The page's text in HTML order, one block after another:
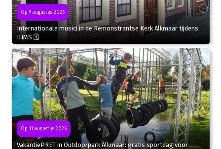
Op 9 augustus 2026
Internationale musici in de Remonstrantse Kerk Alkmaar tijdens
IHMS 🗓
Op 11 augustus 2026
VakantiePRET in Outdoorpark Alkmaar: gratis sportdag voor